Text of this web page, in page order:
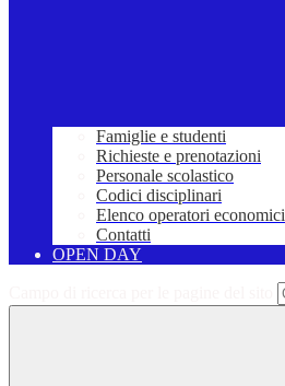
Famiglie e studenti
Richieste e prenotazioni
Personale scolastico
Codici disciplinari
Elenco operatori economici
Contatti
OPEN DAY